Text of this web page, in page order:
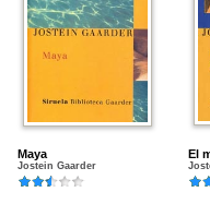
Maya
Jostein Gaarder
El